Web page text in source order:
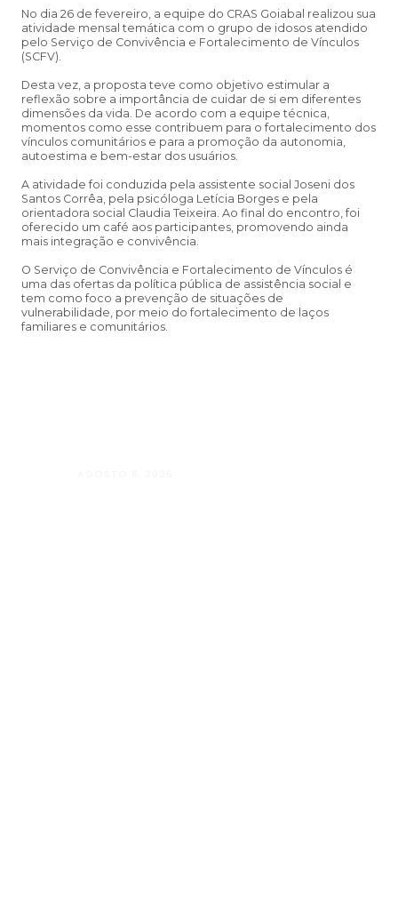
No dia 26 de fevereiro, a equipe do CRAS Goiabal realizou sua
atividade mensal temática com o grupo de idosos atendido
pelo Serviço de Convivência e Fortalecimento de Vínculos
(SCFV).
Desta vez, a proposta teve como objetivo estimular a
reflexão sobre a importância de cuidar de si em diferentes
dimensões da vida. De acordo com a equipe técnica,
momentos como esse contribuem para o fortalecimento dos
vínculos comunitários e para a promoção da autonomia,
autoestima e bem-estar dos usuários.
A atividade foi conduzida pela assistente social Joseni dos
Santos Corrêa, pela psicóloga Letícia Borges e pela
orientadora social Claudia Teixeira. Ao final do encontro, foi
oferecido um café aos participantes, promovendo ainda
mais integração e convivência.
O Serviço de Convivência e Fortalecimento de Vínculos é
uma das ofertas da política pública de assistência social e
tem como foco a prevenção de situações de
vulnerabilidade, por meio do fortalecimento de laços
familiares e comunitários.